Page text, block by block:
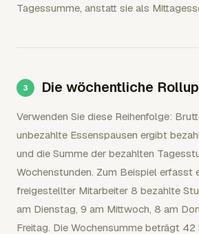
Tagessumme, anstatt sie als
Die wöchentliche
Verwenden Sie diese Reihenfolge:
unbezahlte Essenspausen ergibt
und die Summe der bezahlten
Wochenstunden. Zum Beispiel erfasst
freigestellter Mitarbeiter 8 bezahlte
am Dienstag, 9 am Mittwoch, 8 am
Freitag. Die Wochensumme beträgt 42